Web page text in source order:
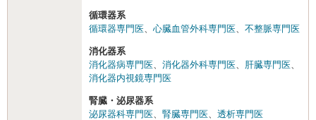
循環器系
循環器専門医
心臓血管外科専門医 不整脈専門医
消化器系
消化器病専門医
消化器外科専門医 肝臓専門医
消化器内視鏡専門医
腎臓・泌尿器系
泌尿器科専門医
腎臓専門医 透析専門医